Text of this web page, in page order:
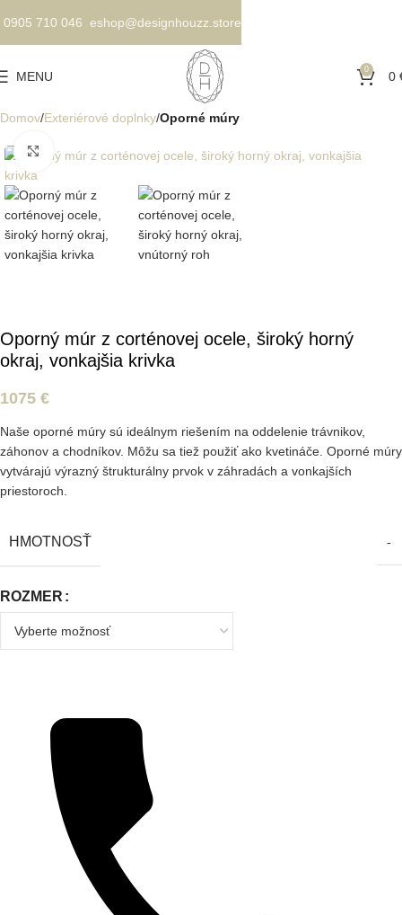
MENU 0 0
Domov Exteriérové doplnky Oporné múry
Kliknite pre zväčšenie
Oporný múr z corténovej ocele, široký horný
okraj, vonkajšia krivka
1075 €
Naše oporné múry sú ideálnym riešením na oddelenie trávnikov,
záhonov a chodníkov. Môžu sa tiež použiť ako kvetináče. Oporné múry
vytvárajú výrazný štrukturálny prvok v záhradách a vonkajších
priestoroch.
HMOTNOSŤ -
ROZMER
0905 710 046 eshop@designhouzz.store